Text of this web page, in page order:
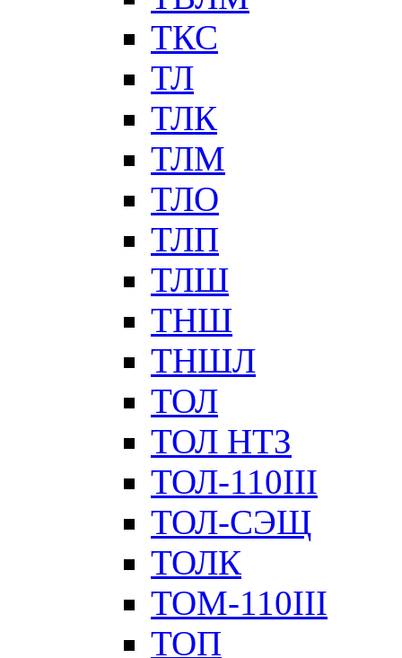
ТКС
ТЛ
ТЛК
ТЛМ
ТЛО
ТЛП
ТЛШ
ТНШ
ТНШЛ
ТОЛ
ТОЛ НТЗ
ТОЛ-110III
ТОЛ-СЭЩ
ТОЛК
ТОМ-110III
ТОП